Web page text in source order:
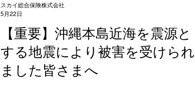
【重要】沖縄本島近海を震源と
する地震により被害を受けられ
ました皆さまへ
スカイ総合保険株式会社
5月22日